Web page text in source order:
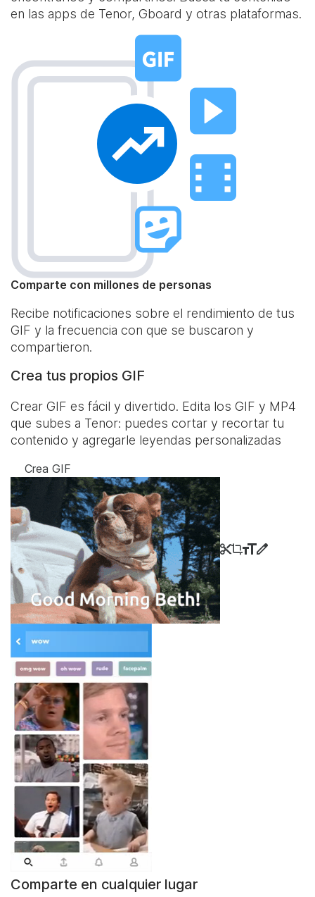
en las apps de Tenor, Gboard y otras plataformas.
Comparte con millones de personas
Recibe notificaciones sobre el rendimiento de tus
GIF y la frecuencia con que se buscaron y
compartieron.
Crea tus propios GIF
Crear GIF es fácil y divertido. Edita los GIF y MP4
que subes a Tenor: puedes cortar y recortar tu
contenido y agregarle leyendas personalizadas
Crea GIF
Comparte en cualquier lugar